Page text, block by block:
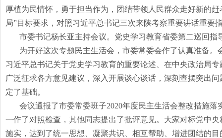
厚植为民情怀，勇于担当作为，团结带领人民群众走好新的
局”目标要求，对照习近平总书记三次来陕考察重要讲话重
市委书记杨长亚主持会议。党史学习教育省委第二巡回
为开好这次专题民主生活会，市委常委会作了认真准备
习近平总书记关于党史学习教育的重要论述、在中央政治局
广泛征求各方意见建议，深入开展谈心谈话，深刻查摆突出
定了基础。
会议通报了市委常委班子2020年度民主生活会整改措施
一作了对照检查，其他同志提出了批评意见。大家对标党中
施实，达到了统一思想、凝聚共识、相互帮助、增进团结的目